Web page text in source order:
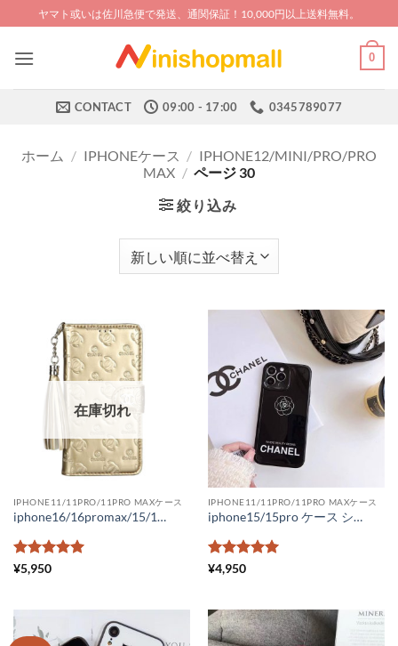
to
content
ヤマト或いは佐川急便で発送、通関保証！10,000円以上送料無料。
0
CONTACT 09:00 - 17:00 0345789077
ホーム / IPHONEケース / IPHONE12/MINI/PRO/PRO
MAX / ページ 30
絞り込み
在庫切れ
IPHONE11/11PRO/11PRO MAXケース
iphone16/16promax/15/15pro ケース 手帳型 シャネル パロディiphone14/14pro ケース レザー スーパーコピースマホケース iphone13 iphone12pro ケース レディース タッセル付き
5段階中
¥5,950
IPHONE11/11PRO/11PRO MAXケース
iphone15/15pro ケース シャネル パロディ iphone14 ケース chanelカメリア スマホケース14promax ブランドロゴ iphone カバー シャネル携帯ケース iphone13pro ペアルック
5段階中
¥4,950